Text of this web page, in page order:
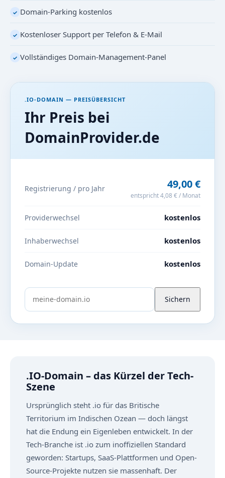
✓ Domain-Parking kostenlos
✓ Kostenloser Support per Telefon & E-Mail
✓ Vollständiges Domain-Management-Panel
.IO-DOMAIN — PREISÜBERSICHT
Ihr Preis bei
DomainProvider.de
Registrierung / pro Jahr 49,00 €
entspricht 4,08 € / Monat
Providerwechsel kostenlos
Inhaberwechsel kostenlos
Domain-Update kostenlos
Sichern
.IO-Domain – das Kürzel der Tech-
Szene
Ursprünglich steht .io für das Britische
Territorium im Indischen Ozean — doch längst
hat die Endung ein Eigenleben entwickelt. In der
Tech-Branche ist .io zum inoffiziellen Standard
geworden: Startups, SaaS-Plattformen und Open-
Source-Projekte nutzen sie massenhaft. Der